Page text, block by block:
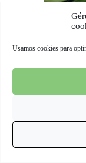
Usamos cookies para